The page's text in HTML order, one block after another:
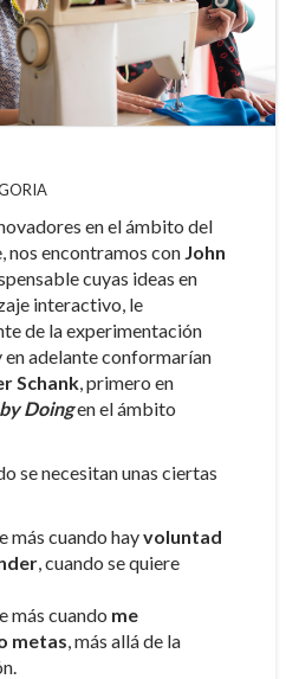
en el ámbito del
nos encontramos con John
cuyas ideas en
interactivo, le
de la experimentación
adelante conformarían
Schank, primero en
Doingen el ámbito
se necesitan unas ciertas
más cuando hayvoluntad
, cuando se quiere
más cuando me
metas, más allá de la